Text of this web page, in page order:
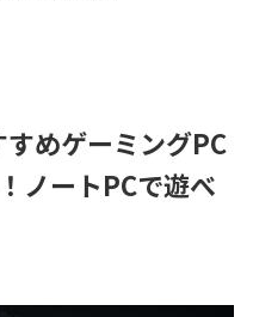
めゲーミングPC
ノートPCで遊べ